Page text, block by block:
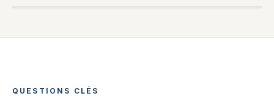
QUESTIONS CLÉS